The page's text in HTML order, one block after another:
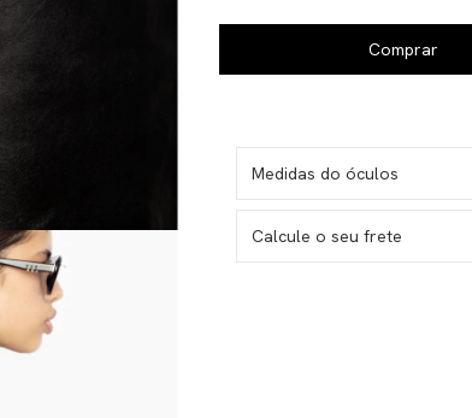
Medidas do óculos
Calcule o seu frete